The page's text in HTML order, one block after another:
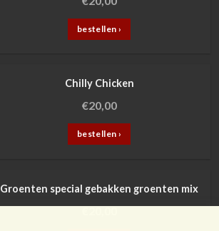
bestellen ›
Chilly Chicken
€20,00
bestellen ›
Groenten special gebakken groenten mix
€20,00